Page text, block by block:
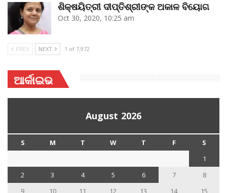
ଶିକ୍ଷୟିତ୍ରୀ ଦୀପ୍ତିଶ୍ରୀଙ୍କ ଅକାଳ ବିୟୋଗ
Oct 30, 2020, 10:25 am
PREV NEXT 1 of 7,972
ଆର୍କାଇଭ
August 2026
S M T W T F
S
1
2
3 4 5 6 7
8
9
10 11 12 13 14 15